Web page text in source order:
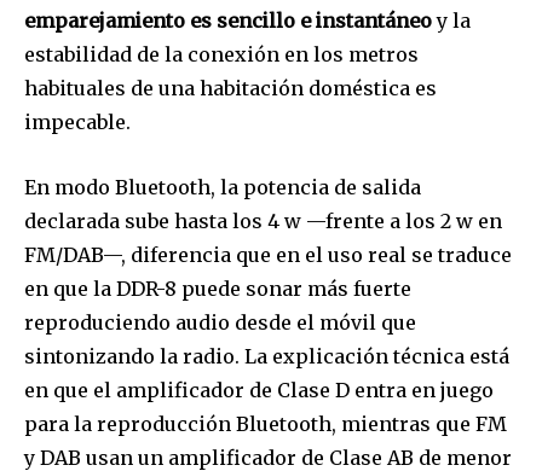
emparejamiento es sencillo e instantáneoy la
estabilidad de la conexión en los metros
habituales de una habitación doméstica es
impecable.
En modo Bluetooth, la potencia de salida
declarada sube hasta los 4 w —frente a los 2 w en
FM/DAB—, diferencia que en el uso real se traduce
en que la DDR-8 puede sonar más fuerte
reproduciendo audio desde el móvil que
sintonizando la radio. La explicación técnica está
en que el amplificador de Clase D entra en juego
para la reproducción Bluetooth, mientras que FM
y DAB usan un amplificador de Clase AB de menor